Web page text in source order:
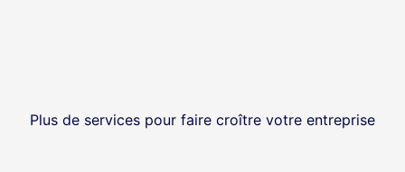
Plus de services pour faire croître votre entreprise